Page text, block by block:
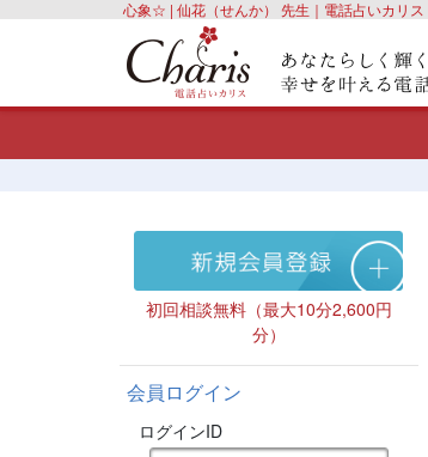
心象☆ | 仙花（せんか） 先生｜電話占いカリス
初回相談無料（最大10分2,600円
分）
会員ログイン
ログインID